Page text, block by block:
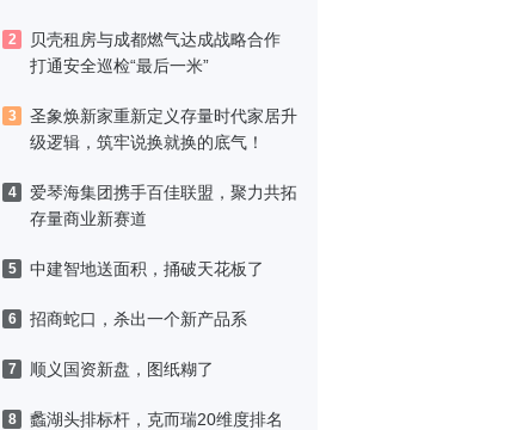
2
贝壳租房与成都燃气达成战略合作
打通安全巡检“最后一米”
3
圣象焕新家重新定义存量时代家居升
级逻辑，筑牢说换就换的底气！
4
爱琴海集团携手百佳联盟，聚力共拓
存量商业新赛道
5 中建智地送面积，捅破天花板了
6 招商蛇口，杀出一个新产品系
7 顺义国资新盘，图纸糊了
8
蠡湖头排标杆，克而瑞20维度排名